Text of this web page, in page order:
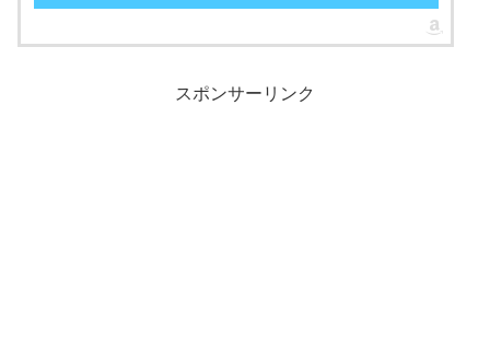
スポンサーリンク